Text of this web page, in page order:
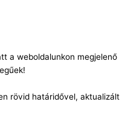
a weboldalunkon megjelenő
rövid határidővel, aktualizált